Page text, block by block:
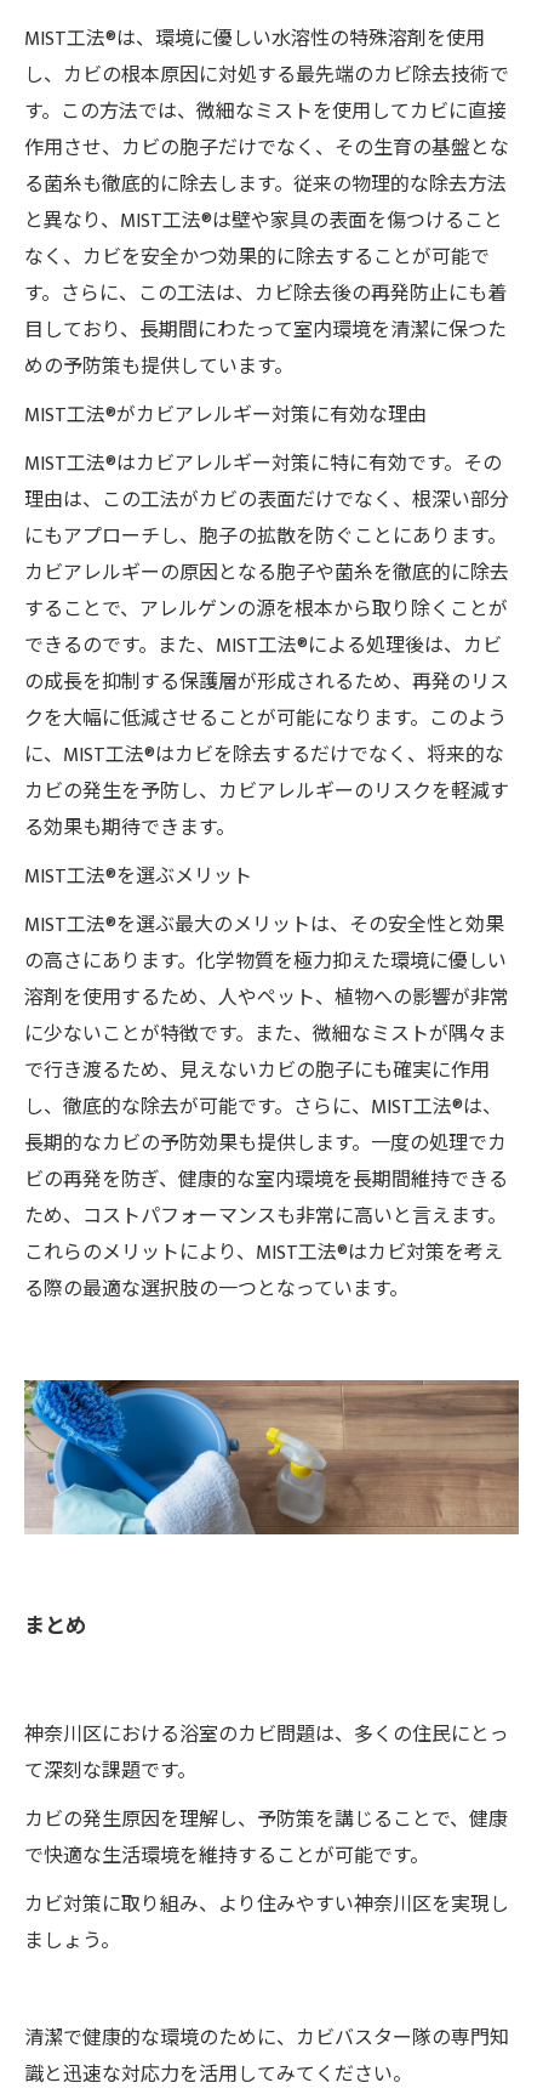
MIST工法®は、環境に優しい水溶性の特殊溶剤を使用
し、カビの根本原因に対処する最先端のカビ除去技術で
す。この方法では、微細なミストを使用してカビに直接
作用させ、カビの胞子だけでなく、その生育の基盤とな
る菌糸も徹底的に除去します。従来の物理的な除去方法
と異なり、MIST工法®は壁や家具の表面を傷つけること
なく、カビを安全かつ効果的に除去することが可能で
す。さらに、この工法は、カビ除去後の再発防止にも着
目しており、長期間にわたって室内環境を清潔に保つた
めの予防策も提供しています。
MIST工法®がカビアレルギー対策に有効な理由
MIST工法®はカビアレルギー対策に特に有効です。その
理由は、この工法がカビの表面だけでなく、根深い部分
にもアプローチし、胞子の拡散を防ぐことにあります。
カビアレルギーの原因となる胞子や菌糸を徹底的に除去
することで、アレルゲンの源を根本から取り除くことが
できるのです。また、MIST工法®による処理後は、カビ
の成長を抑制する保護層が形成されるため、再発のリス
クを大幅に低減させることが可能になります。このよう
に、MIST工法®はカビを除去するだけでなく、将来的な
カビの発生を予防し、カビアレルギーのリスクを軽減す
る効果も期待できます。
MIST工法®を選ぶメリット
MIST工法®を選ぶ最大のメリットは、その安全性と効果
の高さにあります。化学物質を極力抑えた環境に優しい
溶剤を使用するため、人やペット、植物への影響が非常
に少ないことが特徴です。また、微細なミストが隅々ま
で行き渡るため、見えないカビの胞子にも確実に作用
し、徹底的な除去が可能です。さらに、MIST工法®は、
長期的なカビの予防効果も提供します。一度の処理でカ
ビの再発を防ぎ、健康的な室内環境を長期間維持できる
ため、コストパフォーマンスも非常に高いと言えます。
これらのメリットにより、MIST工法®はカビ対策を考え
る際の最適な選択肢の一つとなっています。
まとめ
神奈川区における浴室のカビ問題は、多くの住民にとっ
て深刻な課題です。
カビの発生原因を理解し、予防策を講じることで、健康
で快適な生活環境を維持することが可能です。
カビ対策に取り組み、より住みやすい神奈川区を実現し
ましょう。
清潔で健康的な環境のために、カビバスター隊の専門知
識と迅速な対応力を活用してみてください。